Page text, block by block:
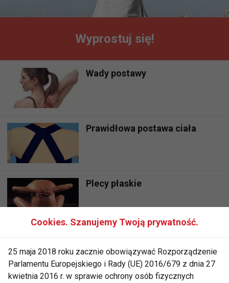
Wyprostuj się!
Wady postawy
Prawidłowa postawa ciała
Plecy płaskie
Cookies. Szanujemy Twoją prywatność.
25 maja 2018 roku zacznie obowiązywać Rozporządzenie
Parlamentu Europejskiego i Rady (UE) 2016/679 z dnia 27
kwietnia 2016 r. w sprawie ochrony osób fizycznych